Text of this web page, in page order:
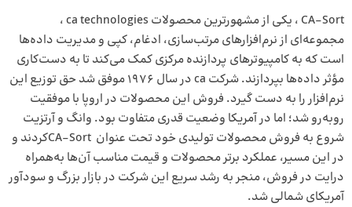
CA-Sort ، یکی از مشهور‌ترین محصولات ca technologies ،
مجموعه‌ای از نرم‌افزارهای مرتب‌سازی، ادغام، کپی و مدیریت داده‌ها
است که به کامپیوترهای پردازنده مرکزی کمک می‌کند تا به دست‌کاری
مؤثر داده‌ها بپردازند. شرکت ca در سال ۱۹۷۶ موفق شد حق توزیع این
نرم‌افزار را به دست گیرد. فروش این محصولات در اروپا با موفقیت
روبه‌رو شد؛ اما در آمریکا وضعیت قدری متفاوت بود. وانگ و آرتزیت
شروع به فروش محصولات تولیدی خود تحت عنوان CA-Sortکردند و
در این مسیر، عملکرد بر‌تر محصولات و قیمت مناسب آن‌ها‌ به‌همراه
درایت در فروش، منجر به رشد سریع این شرکت در بازار بزرگ و سودآور
آمریکای شمالی شد.